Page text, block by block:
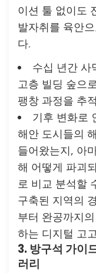
이션 툴 없이도
발자취를 육안
다.
수십 년간 사
고층 빌딩 숲으
팽창 과정을 추
기후 변화로
해안 도시들의
들어왔는지, 아
해 어떻게 파괴
로 비교 분석할
구축된 지역의
부터 완공까지
하는 디지털 고
3. 방구석 가이
러리